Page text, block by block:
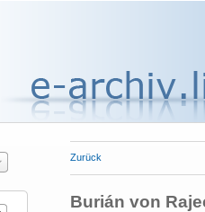
Zurück
Burián von